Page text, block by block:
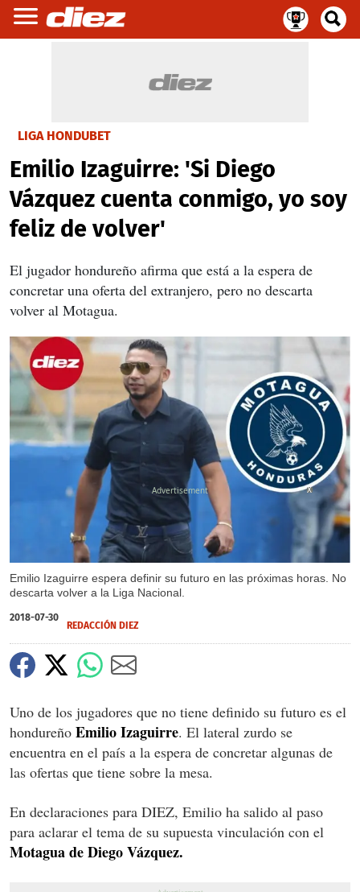
LIGA HONDUBET
Emilio Izaguirre: 'Si Diego
Vázquez cuenta conmigo, yo soy
feliz de volver'
El jugador hondureño afirma que está a la espera de
concretar una oferta del extranjero, pero no descarta
volver al Motagua.
Emilio Izaguirre espera definir su futuro en las próximas horas. No
descarta volver a la Liga Nacional.
X
2018-07-30
REDACCIÓN DIEZ
Uno de los jugadores que no tiene definido su futuro es el
hondureño Emilio Izaguirre. El lateral zurdo se
encuentra en el país a la espera de concretar algunas de
las ofertas que tiene sobre la mesa.
En declaraciones para DIEZ, Emilio ha salido al paso
para aclarar el tema de su supuesta vinculación con el
Motagua de Diego Vázquez.